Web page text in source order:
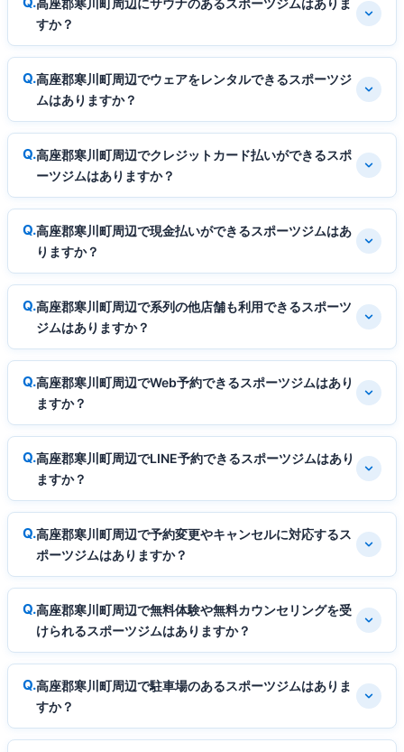
高座郡寒川町周辺にサウナのあるスポーツジムはありま
すか？
高座郡寒川町周辺でウェアをレンタルできるスポーツジ
ムはありますか？
高座郡寒川町周辺でクレジットカード払いができるスポ
ーツジムはありますか？
高座郡寒川町周辺で現金払いができるスポーツジムはあ
りますか？
高座郡寒川町周辺で系列の他店舗も利用できるスポーツ
ジムはありますか？
高座郡寒川町周辺でWeb予約できるスポーツジムはあり
ますか？
高座郡寒川町周辺でLINE予約できるスポーツジムはあり
ますか？
高座郡寒川町周辺で予約変更やキャンセルに対応するス
ポーツジムはありますか？
高座郡寒川町周辺で無料体験や無料カウンセリングを受
けられるスポーツジムはありますか？
高座郡寒川町周辺で駐車場のあるスポーツジムはありま
すか？